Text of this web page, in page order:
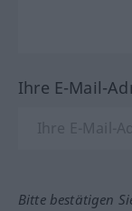
Ihre E-Mail-
Bitte bestätigen